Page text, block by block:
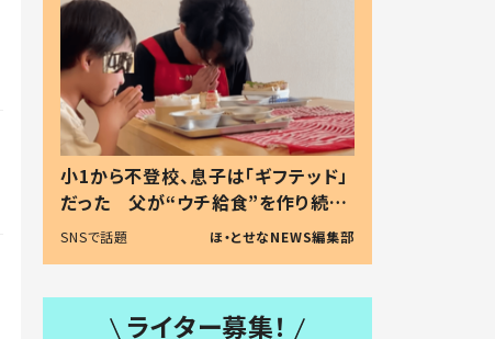
小1から不登校、息子は「ギフテッド」
だった 父が“ウチ給食”を作り続け
る理由とは #令和の親 #令和の子
SNSで話題 ほ・とせなNEWS編集部
ライター募集！